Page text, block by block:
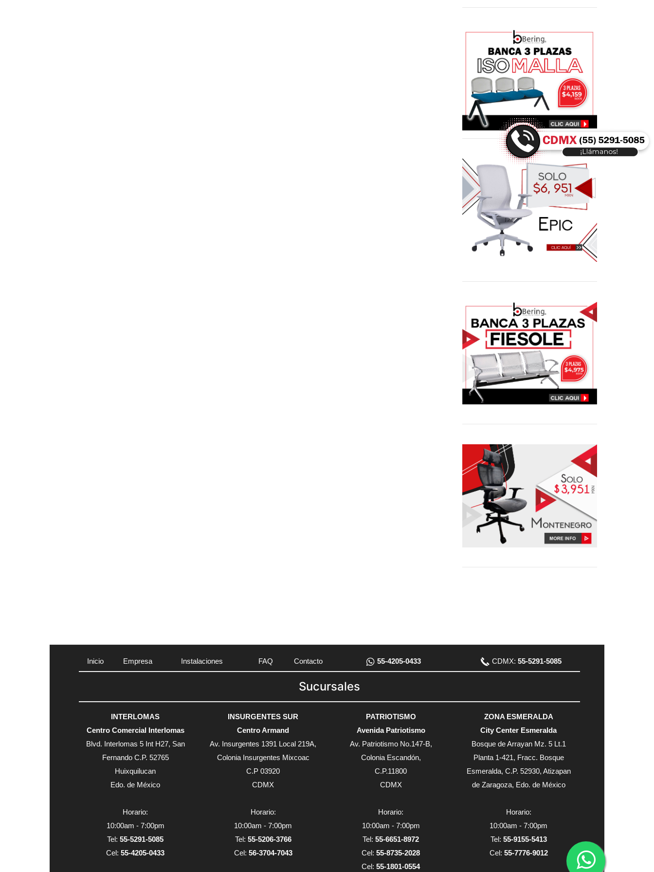
Inicio Empresa Instalaciones FAQ Contacto 55-4205-0433 CDMX:55-5291-5085
Sucursales
INTERLOMAS
Centro Comercial Interlomas
Blvd. Interlomas 5 Int H27, San
Fernando C.P. 52765
Huixquilucan
Edo. de México
Horario:
10:00am - 7:00pm
Tel:55-5291-5085
Cel:55-4205-0433
INSURGENTES SUR
Centro Armand
Av. Insurgentes 1391 Local 219A,
Colonia Insurgentes Mixcoac
C.P 03920
CDMX
Horario:
10:00am - 7:00pm
Tel: 55-5206-3766
Cel: 56-3704-7043
PATRIOTISMO
Avenida Patriotismo
Av. Patriotismo No.147-B,
Colonia Escandón,
C.P.11800
CDMX
Horario:
10:00am - 7:00pm
Tel:55-6651-8972
Cel:55-8735-2028
Cel:55-1801-0554
ZONA ESMERALDA
City Center Esmeralda
Bosque de Arrayan Mz. 5 Lt.1
Planta 1-421, Fracc. Bosque
Esmeralda, C.P. 52930, Atizapan
de Zaragoza, Edo. de México
Horario:
10:00am - 7:00pm
Tel: 55-9155-5413
Cel: 55-7776-9012